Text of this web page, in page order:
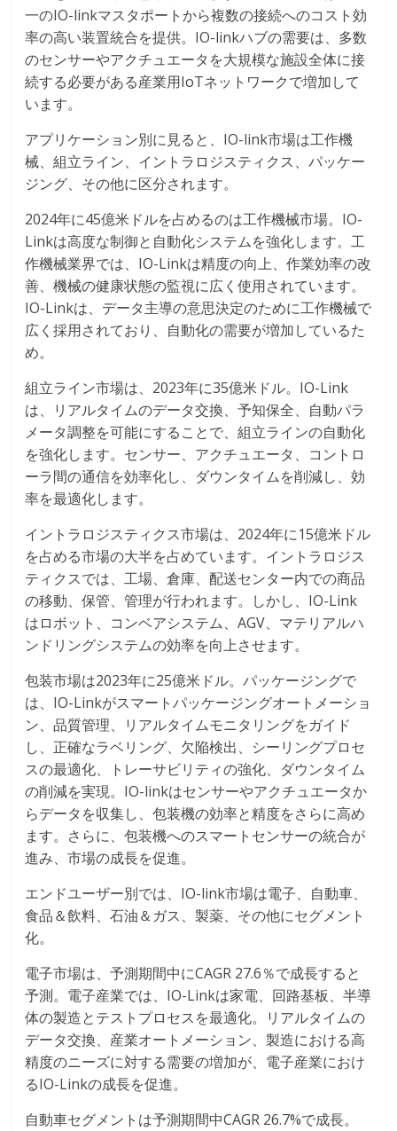
一のIO-linkマスタポートから複数の接続へのコスト効
率の高い装置統合を提供。IO-linkハブの需要は、多数
のセンサーやアクチュエータを大規模な施設全体に接
続する必要がある産業用IoTネットワークで増加して
います。
アプリケーション別に見ると、IO-link市場は工作機
械、組立ライン、イントラロジスティクス、パッケー
ジング、その他に区分されます。
2024年に45億米ドルを占めるのは工作機械市場。IO-
Linkは高度な制御と自動化システムを強化します。工
作機械業界では、IO-Linkは精度の向上、作業効率の改
善、機械の健康状態の監視に広く使用されています。
IO-Linkは、データ主導の意思決定のために工作機械で
広く採用されており、自動化の需要が増加しているた
め。
組立ライン市場は、2023年に35億米ドル。IO-Link
は、リアルタイムのデータ交換、予知保全、自動パラ
メータ調整を可能にすることで、組立ラインの自動化
を強化します。センサー、アクチュエータ、コントロ
ーラ間の通信を効率化し、ダウンタイムを削減し、効
率を最適化します。
イントラロジスティクス市場は、2024年に15億米ドル
を占める市場の大半を占めています。イントラロジス
ティクスでは、工場、倉庫、配送センター内での商品
の移動、保管、管理が行われます。しかし、IO-Link
はロボット、コンベアシステム、AGV、マテリアルハ
ンドリングシステムの効率を向上させます。
包装市場は2023年に25億米ドル。パッケージングで
は、IO-Linkがスマートパッケージングオートメーショ
ン、品質管理、リアルタイムモニタリングをガイド
し、正確なラベリング、欠陥検出、シーリングプロセ
スの最適化、トレーサビリティの強化、ダウンタイム
の削減を実現。IO-linkはセンサーやアクチュエータか
らデータを収集し、包装機の効率と精度をさらに高め
ます。さらに、包装機へのスマートセンサーの統合が
進み、市場の成長を促進。
エンドユーザー別では、IO-link市場は電子、自動車、
食品＆飲料、石油＆ガス、製薬、その他にセグメント
化。
電子市場は、予測期間中にCAGR 27.6％で成長すると
予測。電子産業では、IO-Linkは家電、回路基板、半導
体の製造とテストプロセスを最適化。リアルタイムの
データ交換、産業オートメーション、製造における高
精度のニーズに対する需要の増加が、電子産業におけ
るIO-Linkの成長を促進。
自動車セグメントは予測期間中CAGR 26.7%で成長。